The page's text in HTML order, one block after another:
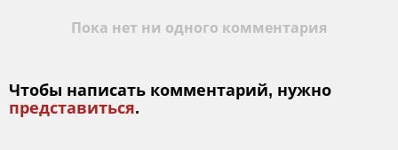
Пока нет ни одного комментария
Чтобы написать комментарий, нужно
представиться.